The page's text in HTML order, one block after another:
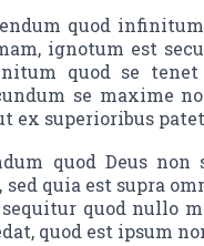
quod
ignotum est
quod se
se maxime
ex superioribus
quod Deus
quia est supra
quod nullo
quod est ipsum